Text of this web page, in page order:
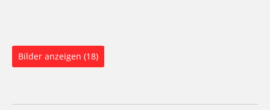
Bilder anzeigen (18)